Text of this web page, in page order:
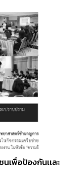
รษา ๒๘
เพื่อป้องกันเเละ